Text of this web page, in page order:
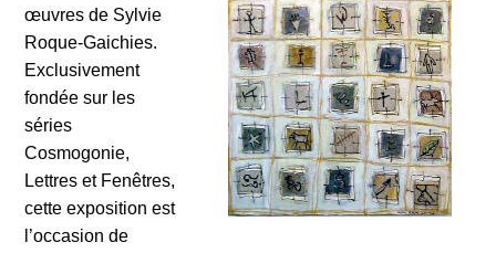
œuvres de Sylvie
Roque-Gaichies.
Exclusivement
fondée sur les
séries
Cosmogonie,
Lettres et Fenêtres,
cette exposition est
l’occasion de